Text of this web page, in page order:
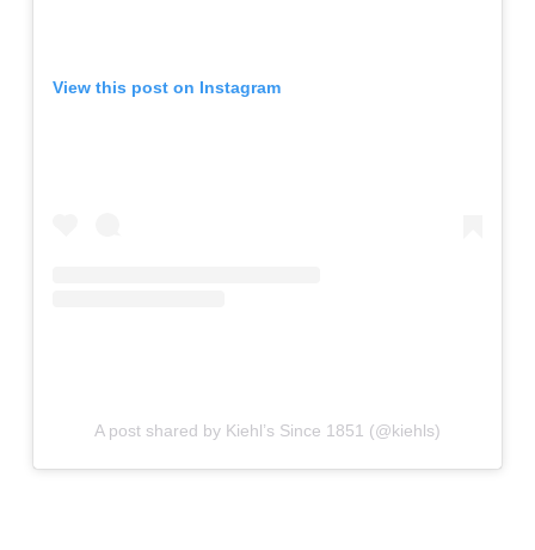
View this post on Instagram
A post shared by Kiehl’s Since 1851 (@kiehls)